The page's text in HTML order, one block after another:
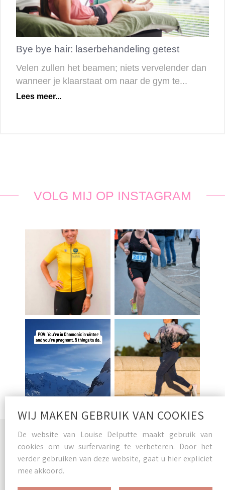
Bye bye hair: laserbehandeling getest
Velen zullen het beamen; niets vervelender dan
wanneer je klaarstaat om naar de gym te...
Lees meer...
VOLG MIJ OP INSTAGRAM
WIJ MAKEN GEBRUIK VAN COOKIES
De website van Louise Delputte maakt gebruik van
cookies om uw surfervaring te verbeteren. Door het
verder gebruiken van deze website, gaat u hier expliciet
mee akkoord.